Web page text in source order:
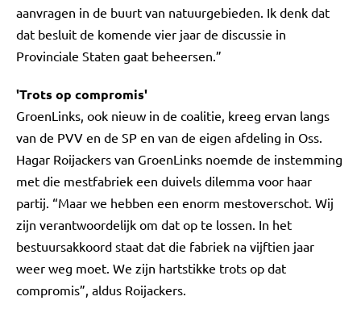
aanvragen in de buurt van natuurgebieden. Ik denk dat
dat besluit de komende vier jaar de discussie in
Provinciale Staten gaat beheersen.”
'Trots op compromis'
GroenLinks, ook nieuw in de coalitie, kreeg ervan langs
van de PVV en de SP en van de eigen afdeling in Oss.
Hagar Roijackers van GroenLinks noemde de instemming
met die mestfabriek een duivels dilemma voor haar
partij. “Maar we hebben een enorm mestoverschot. Wij
zijn verantwoordelijk om dat op te lossen. In het
bestuursakkoord staat dat die fabriek na vijftien jaar
weer weg moet. We zijn hartstikke trots op dat
compromis”, aldus Roijackers.